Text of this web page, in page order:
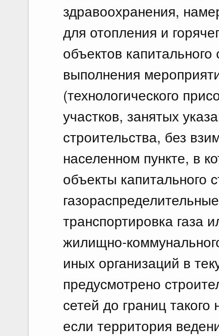
здравоохранения,
для отопления и
объектов
выполнения
(технологического
участков, занятых
строительства, без
населенном пункте, в
объекты капитального
транспортировка газа
жилищно-
иных организаций в
предусмотрено
сетей до границ
если территория